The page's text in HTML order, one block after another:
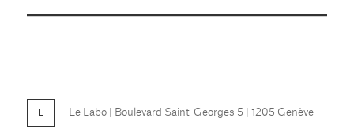
Le Labo | Boulevard Saint-Georges 5 | 1205 Genève –